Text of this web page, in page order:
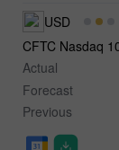
USD
CFTC Nasdaq
Actual
Forecast
Previous